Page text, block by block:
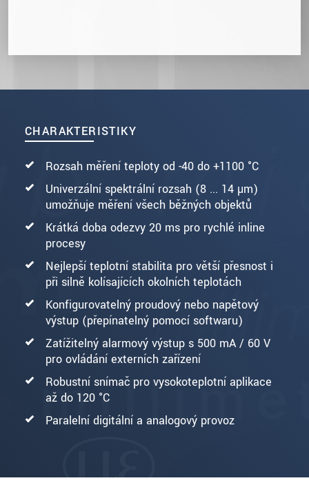
CHARAKTERISTIKY
Rozsah měření teploty od -40 do +1100 °C
Univerzální spektrální rozsah (8 ... 14 µm)
umožňuje měření všech běžných objektů
Krátká doba odezvy 20 ms pro rychlé inline
procesy
Nejlepší teplotní stabilita pro větší přesnost i
při silně kolísajících okolních teplotách
Konfigurovatelný proudový nebo napěťový
výstup (přepínatelný pomocí softwaru)
Zatížitelný alarmový výstup s 500 mA / 60 V
pro ovládání externích zařízení
Robustní snímač pro vysokoteplotní aplikace
až do 120 °C
Paralelní digitální a analogový provoz